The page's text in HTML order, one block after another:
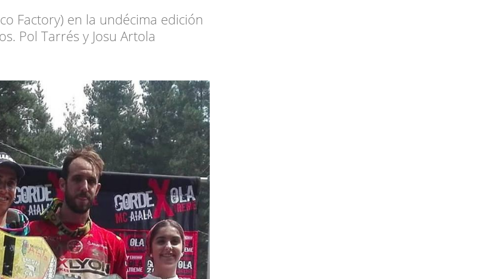
Factory) en la undécima edición
Pol Tarrés y Josu Artola